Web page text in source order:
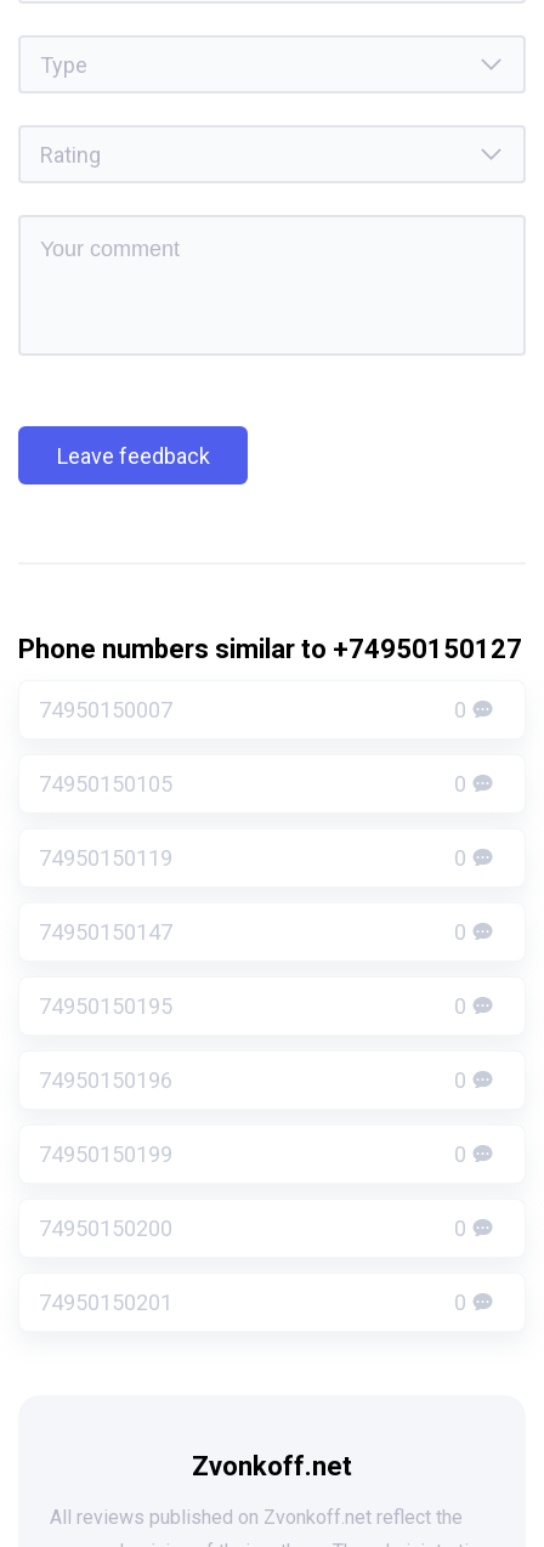
Leave feedback
Phone numbers similar to +74950150127
74950150007 0
74950150105 0
74950150119 0
74950150147 0
74950150195 0
74950150196 0
74950150199 0
74950150200 0
74950150201 0
Zvonkoff.net
All reviews published on Zvonkoff.net reflect the